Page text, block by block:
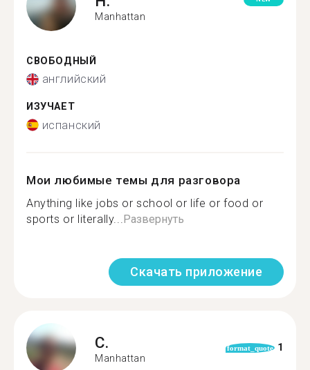
Manhattan
СВОБОДНЫЙ
английский
ИЗУЧАЕТ
испанский
Мои любимые темы для разговора
Anything like jobs or school or life or food or
sports or literally... Развернуть
Скачать приложение
C.
Manhattan
format_quote 1